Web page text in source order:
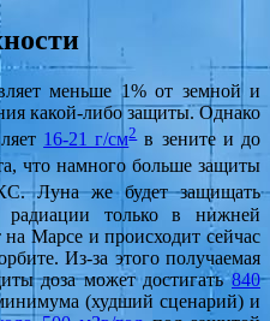
меньше 1% от земной и
какой-либо защиты. Однако
16-21 г/см2в зените и до
что намного больше защиты
Луна же будет защищать
радиации только в нижней
на Марсе и происходит сейчас
Из-за этого получаемая
доза может достигать840
(худший сценарий) и